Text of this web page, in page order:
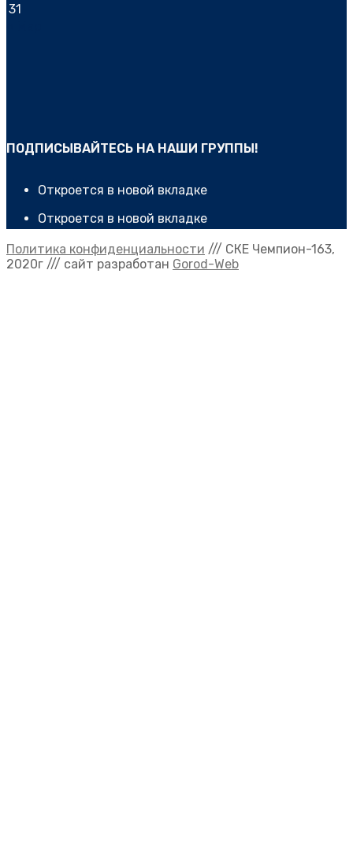
31
ПОДПИСЫВАЙТЕСЬ НА НАШИ ГРУППЫ!
Откроется в новой вкладке
Откроется в новой вкладке
Политика конфиденциальности /// CКЕ Чемпион-163,
2020г /// сайт разработан Gorod-Web